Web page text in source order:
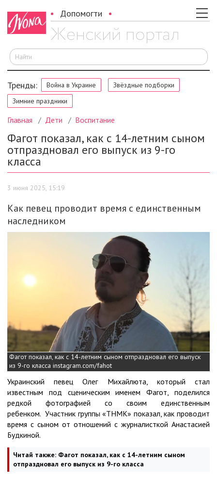
Допомогти
Тренды: Война в Украине
Звёздные подборки
Зимние праздники
Главная Дети Воспитание
Фагот показал, как с 14-летним сыном
отпраздновал его выпуск из 9-го
класса
3 июня 2025, 15:19
Как певец проводит время с единственным
наследником
Фагот показал, как с 14-летним сыном отпраздновал его выпуск
из 9-го класса instagram.com/fahot
Украинский певец Олег Михайлюта, который стал
известным под сценическим именем Фагот, поделился
редкой фотографией со своим единственным
ребенком. Участник группы «ТНМК» показал, как проводит
время с сыном от отношений с журналисткой Анастасией
Будкиной.
Читай также: Фагот показал, как с 14-летним сыном
отпраздновал его выпуск из 9-го класса